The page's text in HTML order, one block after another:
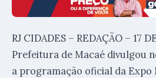
RJ CIDADES – REDAÇÃO – 17
Prefeitura de Macaé divulgou
a programação oficial da Expo